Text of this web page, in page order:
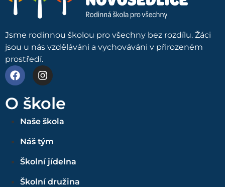
Jsme rodinnou školou pro všechny bez rozdílu. Žáci
jsou u nás vzděláváni a vychováváni v přirozeném
prostředí.
O škole
Naše škola
Náš tým
Školní jídelna
Školní družina